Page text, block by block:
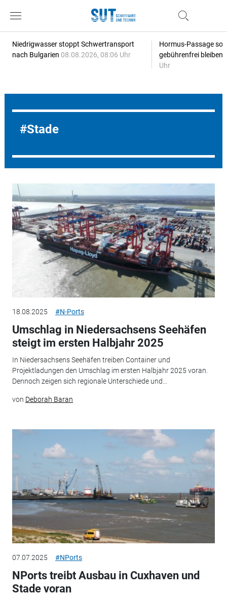
Niedrigwasser stoppt Schwertransport
nach Bulgarien 08.08.2026, 08:06 Uhr
Hormus-Passage
gebührenfrei bleiben
Uhr
Stade
18.08.2025 #N-Ports
Umschlag in Niedersachsens Seehäfen
steigt im ersten Halbjahr 2025
In Niedersachsens Seehäfen treiben Container und
Projektladungen den Umschlag im ersten Halbjahr 2025 voran.
Dennoch zeigen sich regionale Unterschiede und...
von Deborah Baran
07.07.2025 #NPorts
NPorts treibt Ausbau in Cuxhaven und
Stade voran